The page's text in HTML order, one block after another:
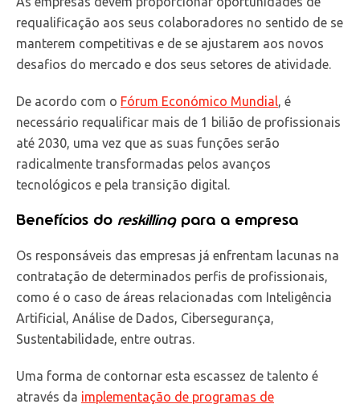
requalificação aos seus colaboradores no sentido de se
manterem competitivas e de se ajustarem aos novos
desafios do mercado e dos seus setores de atividade.
De acordo com o Fórum Económico Mundial
, é
necessário requalificar mais de 1 bilião de profissionais
até 2030, uma vez que as suas funções serão
radicalmente transformadas pelos avanços
tecnológicos e pela transição digital.
Benefícios do reskilling para a empresa
Os responsáveis das empresas já enfrentam lacunas na
contratação de determinados perfis de profissionais,
como é o caso de áreas relacionadas com Inteligência
Artificial, Análise de Dados, Cibersegurança,
Sustentabilidade, entre outras.
Uma forma de contornar esta escassez de talento é
através da implementação de programas de